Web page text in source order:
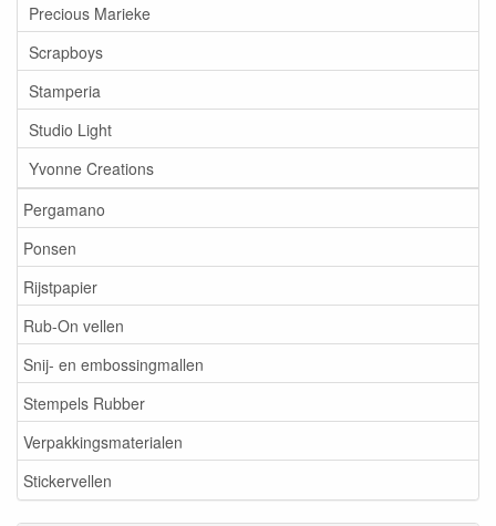
Precious Marieke
Scrapboys
Stamperia
Studio Light
Yvonne Creations
Pergamano
Ponsen
Rijstpapier
Rub-On vellen
Snij- en embossingmallen
Stempels Rubber
Verpakkingsmaterialen
Stickervellen